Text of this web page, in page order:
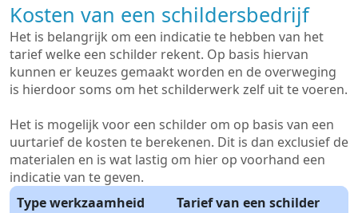
Kosten van een schildersbedrijf
Het is belangrijk om een indicatie te hebben van het
tarief welke een schilder rekent. Op basis hiervan
kunnen er keuzes gemaakt worden en de overweging
is hierdoor soms om het schilderwerk zelf uit te voeren.
Het is mogelijk voor een schilder om op basis van een
uurtarief de kosten te berekenen. Dit is dan exclusief de
materialen en is wat lastig om hier op voorhand een
indicatie van te geven.
Type werkzaamheid
Tarief van een schilder